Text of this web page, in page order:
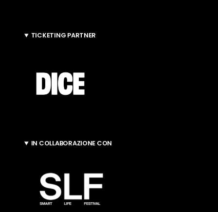
TICKETING PARTNER
IN COLLABORAZIONE CON